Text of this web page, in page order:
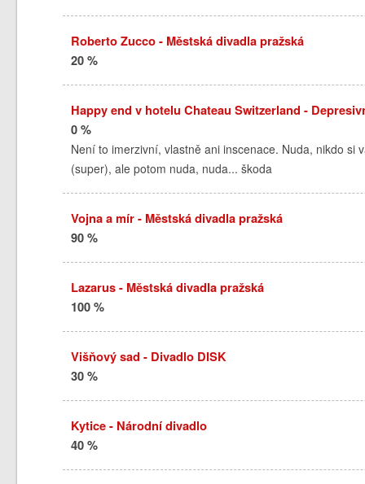
Roberto Zucco - Městská divadla pražská
20 %
Happy end v hotelu Chateau Switzerland -
0 %
Není to imerzivní, vlastně ani inscenace. Nuda, nikdo
(super), ale potom nuda, nuda... škoda
Vojna a mír - Městská divadla pražská
90 %
Lazarus - Městská divadla pražská
100 %
Višňový sad - Divadlo DISK
30 %
Kytice - Národní divadlo
40 %